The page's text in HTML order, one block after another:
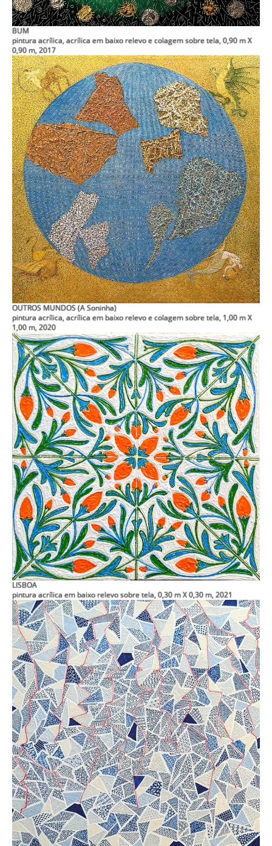
BUM
pintura acrílica, acrílica em baixo relevo e colagem sobre tela, 0,90 m X
0,90 m, 2017
OUTROS MUNDOS (A Soninha)
pintura acrílica, acrílica em baixo relevo e colagem sobre tela, 1,00 m X
1,00 m, 2020
LISBOA
pintura acrílica em baixo relevo sobre tela, 0,30 m X 0,30 m, 2021